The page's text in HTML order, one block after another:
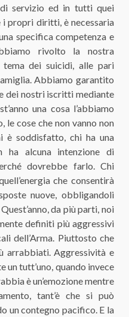
servizio ed in tutti quei
propri diritti, è necessaria
specifica competenza e
rivolto la nostra
dei suicidi, alle pari
Abbiamo garantito
dei nostri iscritti mediante
una cosa l’abbiamo
le cose che non vanno non
è soddisfatto, chi ha una
ha alcuna intenzione di
dovrebbe farlo. Chi
che consentirà
nuove, obbligandoli
da più parti, noi
definiti più aggressivi
dell’Arma. Piuttosto che
arrabbiati. Aggressività e
un tutt’uno, quando invece
è un’emozione mentre
tant’è che si può
un contegno pacifico. E la